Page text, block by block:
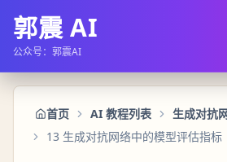
郭震 AI
公众号：郭震AI
首页 AI 教程列表
生成对抗
13 生成对抗网络中的模型评估指标